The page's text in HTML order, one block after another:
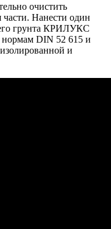
очистить
части. Нанести один
грунта КРИЛУКС
DIN 52 615 и
и